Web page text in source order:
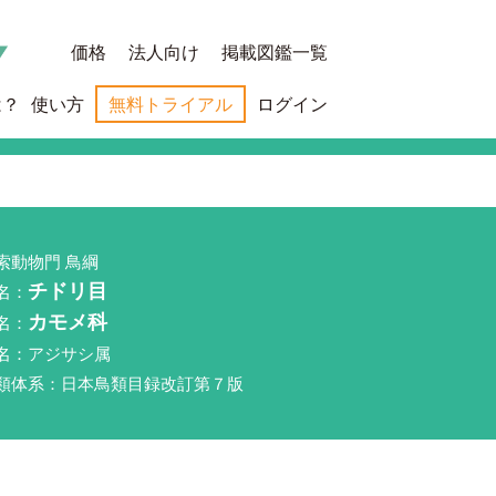
価格 法人向け 掲載図鑑一覧
使い方 無料トライアル ログイン
動物門 鳥綱
： チドリ目
： カモメ科
：アジサシ属
体系：日本鳥類目録改訂第７版